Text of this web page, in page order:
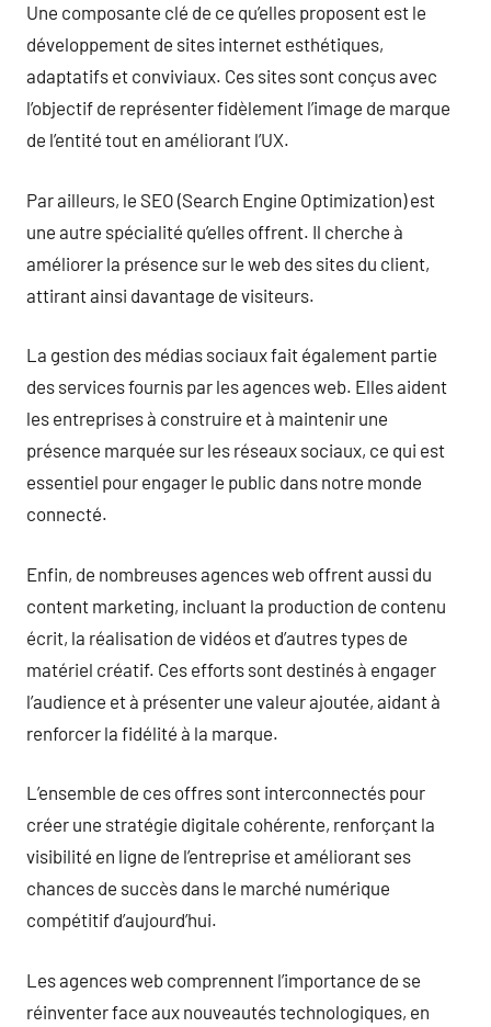
Une composante clé de ce qu’elles proposent est le
développement de sites internet esthétiques,
adaptatifs et conviviaux. Ces sites sont conçus avec
l’objectif de représenter fidèlement l’image de marque
de l’entité tout en améliorant l’UX.
Par ailleurs, le SEO (Search Engine Optimization) est
une autre spécialité qu’elles offrent. Il cherche à
améliorer la présence sur le web des sites du client,
attirant ainsi davantage de visiteurs.
La gestion des médias sociaux fait également partie
des services fournis par les agences web. Elles aident
les entreprises à construire et à maintenir une
présence marquée sur les réseaux sociaux, ce qui est
essentiel pour engager le public dans notre monde
connecté.
Enfin, de nombreuses agences web offrent aussi du
content marketing, incluant la production de contenu
écrit, la réalisation de vidéos et d’autres types de
matériel créatif. Ces efforts sont destinés à engager
l’audience et à présenter une valeur ajoutée, aidant à
renforcer la fidélité à la marque.
L’ensemble de ces offres sont interconnectés pour
créer une stratégie digitale cohérente, renforçant la
visibilité en ligne de l’entreprise et améliorant ses
chances de succès dans le marché numérique
compétitif d’aujourd’hui.
Les agences web comprennent l’importance de se
réinventer face aux nouveautés technologiques, en